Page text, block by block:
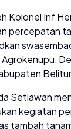
Kolonel Inf
percepatan
Setiawan
kegiatan
tambah